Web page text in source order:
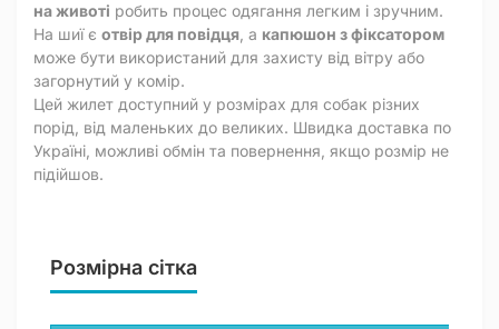
на животі робить процес одягання легким і зручним.
На шиї є отвір для повідця , а капюшон з фіксатором
може бути використаний для захисту від вітру або
загорнутий у комір.
Цей жилет доступний у розмірах для собак різних
порід, від маленьких до великих. Швидка доставка по
Україні, можливі обмін та повернення, якщо розмір не
підійшов.
Розмірна сітка